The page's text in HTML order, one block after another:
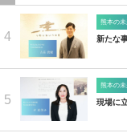
4
熊本の
新たな
5
熊本の
現場に